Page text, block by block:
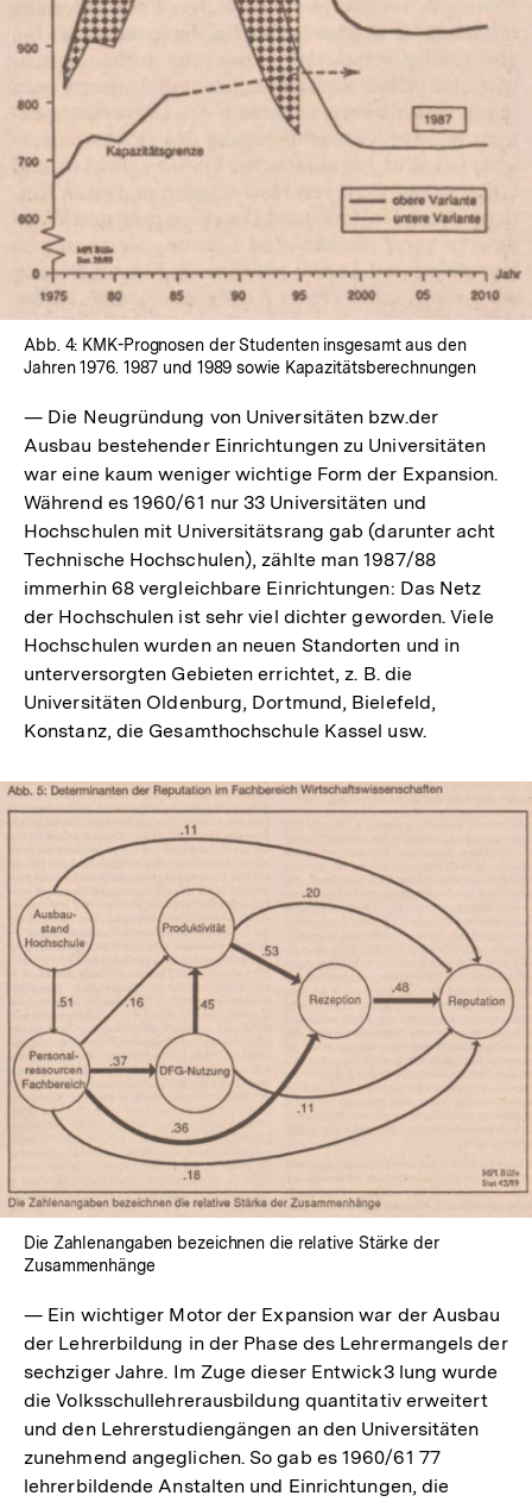
Abb. 4: KMK-Prognosen der Studenten insgesamt aus den
Jahren 1976. 1987 und 1989 sowie Kapazitätsberechnungen
— Die Neugründung von Universitäten bzw.der
Ausbau bestehender Einrichtungen zu Universitäten
war eine kaum weniger wichtige Form der Expansion.
Während es 1960/61 nur 33 Universitäten und
Hochschulen mit Universitätsrang gab (darunter acht
Technische Hochschulen), zählte man 1987/88
immerhin 68 vergleichbare Einrichtungen: Das Netz
der Hochschulen ist sehr viel dichter geworden. Viele
Hochschulen wurden an neuen Standorten und in
unterversorgten Gebieten errichtet, z. B. die
Universitäten Oldenburg, Dortmund, Bielefeld,
Konstanz, die Gesamthochschule Kassel usw.
Lightbox
öffnen
Die Zahlenangaben bezeichnen die relative Stärke der
Zusammenhänge
— Ein wichtiger Motor der Expansion war der Ausbau
der Lehrerbildung in der Phase des Lehrermangels der
sechziger Jahre. Im Zuge dieser Entwick3 lung wurde
die Volksschullehrerausbildung quantitativ erweitert
und den Lehrerstudiengängen an den Universitäten
zunehmend angeglichen. So gab es 1960/61 77
lehrerbildende Anstalten und Einrichtungen, die